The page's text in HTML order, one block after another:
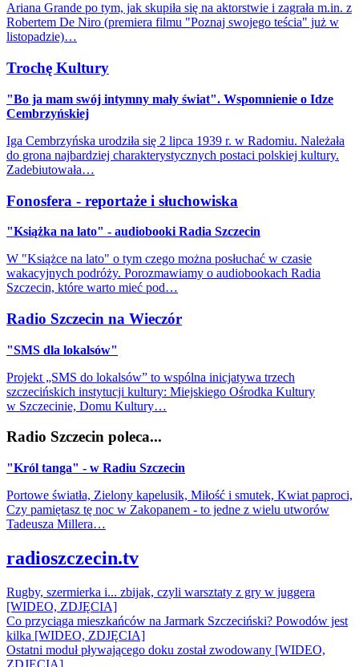
Ariana Grande po tym, jak skupiła się na aktorstwie i zagrała m.in. z
Robertem De Niro (premiera filmu "Poznaj swojego teścia" już w
listopadzie)…
Trochę Kultury
"Bo ja mam swój intymny mały świat". Wspomnienie o Idze
Cembrzyńskiej
Iga Cembrzyńska urodziła się 2 lipca 1939 r. w Radomiu. Należała
do grona najbardziej charakterystycznych postaci polskiej kultury.
Zadebiutowała…
Fonosfera - reportaże i słuchowiska
"Książka na lato" - audiobooki Radia Szczecin
W "Książce na lato" o tym czego można posłuchać w czasie
wakacyjnych podróży. Porozmawiamy o audiobookach Radia
Szczecin, które warto mieć pod…
Radio Szczecin na Wieczór
"SMS dla lokalsów"
Projekt „SMS do lokalsów” to wspólna inicjatywa trzech
szczecińskich instytucji kultury: Miejskiego Ośrodka Kultury
w Szczecinie, Domu Kultury…
Radio Szczecin poleca...
"Król tanga" - w Radiu Szczecin
Portowe światła, Zielony kapelusik, Miłość i smutek, Kwiat paproci,
Czy pamiętasz tę noc w Zakopanem - to jedne z wielu utworów
Tadeusza Millera…
radioszczecin.tv
Rugby, szermierka i... zbijak, czyli warsztaty z gry w juggera
[WIDEO, ZDJĘCIA]
Co przyciąga mieszkańców na Jarmark Szczeciński? Powodów jest
kilka [WIDEO, ZDJĘCIA]
Ostatni moduł pływającego doku został zwodowany [WIDEO,
ZDJĘCIA]